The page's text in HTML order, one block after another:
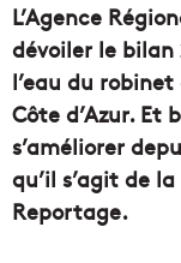
L’Agence
dévoiler le bilan
l’eau du
Côte d’Azur. Et
s’améliorer
qu’il s’agit de
Reportage.